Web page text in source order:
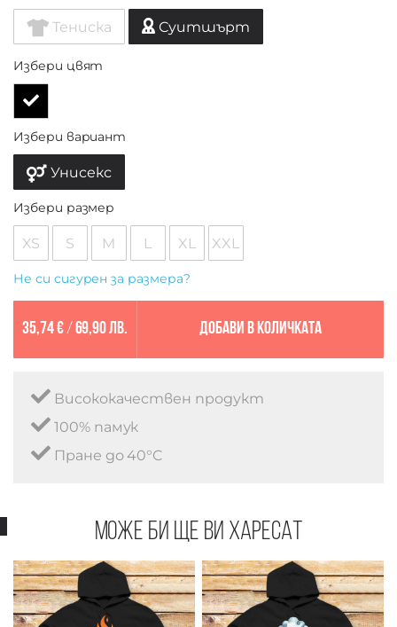
Тениска Суитшърт
Избери цвят
Избери вариант
Унисекс
Избери размер
XS S M L XL XXL
Не си сигурен за размера?
35,74 €/ 69,90 лв. Добави в количката
Висококачествен продукт
100% памук
Пране до 40°C
Може би ще ви харесат